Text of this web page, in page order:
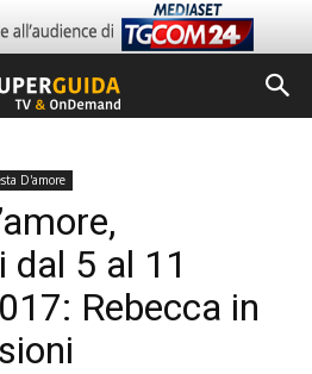
D'amore
dal 5 al 11
Rebecca in